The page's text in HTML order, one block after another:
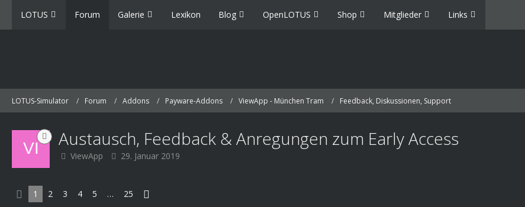
LOTUS Forum Galerie Lexikon Blog OpenLOTUS Shop Mitglieder Links
LOTUS-Simulator Forum Addons Payware-Addons ViewApp - München Tram Feedback, Diskussionen, Support
Austausch, Feedback & Anregungen zum Early Access
ViewApp 29. Januar 2019
1 2 3 4 5 … 25